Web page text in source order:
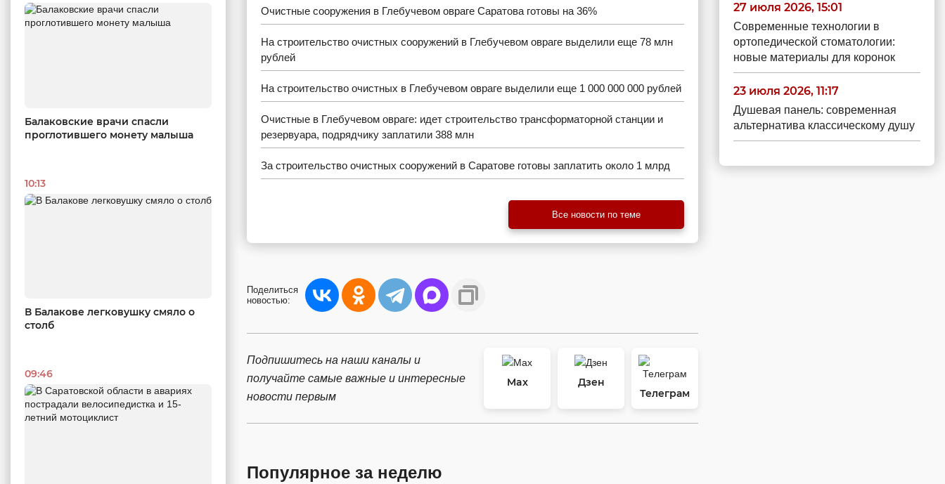
Балаковские врачи спасли
проглотившего монету малыша
10:13
В Балакове легковушку смяло о
столб
09:46
Очистные сооружения в Глебучевом овраге Саратова готовы на 36%
На строительство очистных сооружений в Глебучевом овраге выделили еще 78 млн
рублей
На строительство очистных в Глебучевом овраге выделили еще 1 000 000 000 рублей
Очистные в Глебучевом овраге: идет строительство трансформаторной станции и
резервуара, подрядчику заплатили 388 млн
За строительство очистных сооружений в Саратове готовы заплатить около 1 млрд
Все новости по теме
Поделиться
новостью:
Подпишитесь на наши каналы и
получайте самые важные и интересные
новости первым
Max
Дзен
Телеграм
Популярное за неделю
27 июля 2026, 15:01
Современные технологии в
ортопедической стоматологии:
новые материалы для коронок
23 июля 2026, 11:17
Душевая панель: современная
альтернатива классическому душу